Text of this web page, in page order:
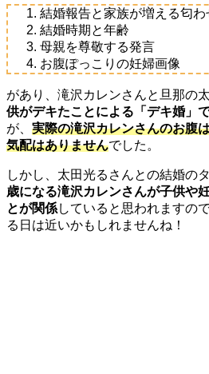
結婚報告と家族が増える匂わ
結婚時期と年齢
母親を尊敬する発言
お腹ぽっこりの妊婦画像
があり、滝沢カレンさんと旦那の
供がデキたことによる「デキ婚」
が、 実際の滝沢カレンさんのお腹
気配はありませんでした。
しかし、太田光るさんとの結婚の
歳になる滝沢カレンさんが子供や
とが関係していると思われますの
る日は近いかもしれませんね！